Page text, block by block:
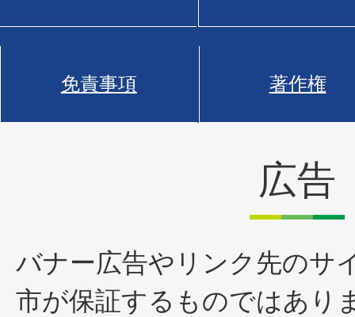
免責事項 著作権
広告
バナー広告やリンク先のサ
市が保証するものではあり